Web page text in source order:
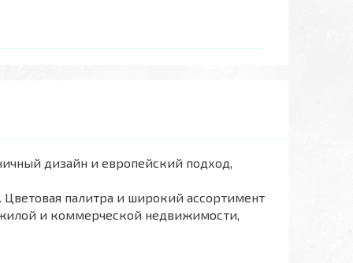
дизайн и европейский подход,
палитра и широкий ассортимент
и коммерческой недвижимости,